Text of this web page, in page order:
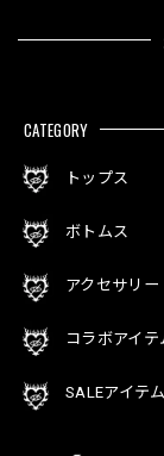
CATEGORY
トップス
ボトムス
アクセサリー
コラボアイテ
SALEアイテム